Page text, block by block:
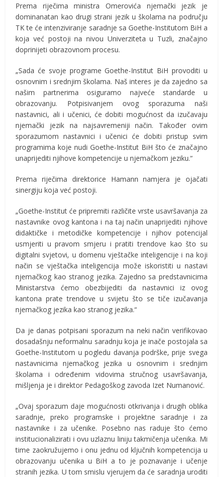
Prema riječima ministra Omerovića njemački jezik je
dominanatan kao drugi strani jezik u školama na području
TK te će intenziviranje saradnje sa Goethe-Institutom BiH a
koja već postoji na nivou Univerziteta u Tuzli, značajno
doprinijeti obrazovnom procesu.
„Sada će svoje programe Goethe-Institut BiH provoditi u
osnovnim i srednjim školama. Naš interes je da zajedno sa
našim partnerima osiguramo najveće standarde u
obrazovanju. Potpisivanjem ovog sporazuma naši
nastavnici, ali i učenici, će dobiti mogućnost da izučavaju
njemački jezik na najsavremeniji način. Također ovim
sporazumom nastavnici i učenici će dobiti pristup svim
programima koje nudi Goethe-Institut BiH što će značajno
unaprijediti njihove kompetencije u njemačkom jeziku.“
Prema riječima direktorice Hamann namjera je ojačati
sinergiju koja već postoji.
„Goethe-Institut će pripremiti različite vrste usavršavanja za
nastavnike ovog kantona i na taj način unaprijediti njihove
didaktičke i metodičke kompetencije i njihov potencijal
usmjeriti u pravom smjeru i pratiti trendove kao što su
digitalni svjetovi, u domenu vještačke inteligencije i na koji
način se vještačka inteligencija može iskoristiti u nastavi
njemačkog kao stranog jezika. Zajedno sa predstavnicima
Ministarstva ćemo obezbijediti da nastavnici iz ovog
kantona prate trendove u svijetu što se tiče izučavanja
njemačkog jezika kao stranog jezika.“
Da je danas potpisani sporazum na neki način verifikovao
dosadašnju neformalnu saradnju koja je inače postojala sa
Goethe-Institutom u pogledu davanja podrške, prije svega
nastavnicima njemačkog jezika u osnovnim i srednjim
školama i određenim vidovima stručnog usavršavanja,
mišljenja je i direktor Pedagoškog zavoda Izet Numanović.
„Ovaj sporazum daje mogućnosti otkrivanja i drugih oblika
saradnje, preko programske i projektne saradnje i za
nastavnike i za učenike. Posebno nas raduje što ćemo
institucionalizirati i ovu uzlaznu liniju takmičenja učenika. Mi
time zaokružujemo i onu jednu od ključnih kompetencija u
obrazovanju učenika u BiH a to je poznavanje i učenje
stranih jezika. U tom smislu vjerujem da će saradnja uroditi